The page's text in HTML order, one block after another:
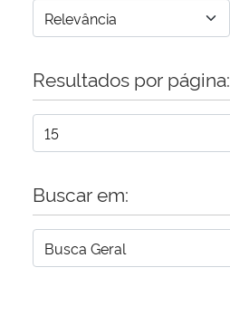
Resultados por página:
Buscar em: